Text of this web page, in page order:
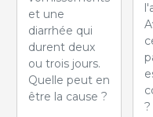
et une
diarrhée qui
durent deux
ou trois jours.
Quelle peut en
être la cause ?
?